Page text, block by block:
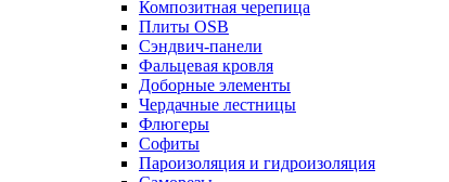
Композитная черепица
Плиты OSB
Сэндвич-панели
Фальцевая кровля
Доборные элементы
Чердачные лестницы
Флюгеры
Софиты
Пароизоляция и гидроизоляция